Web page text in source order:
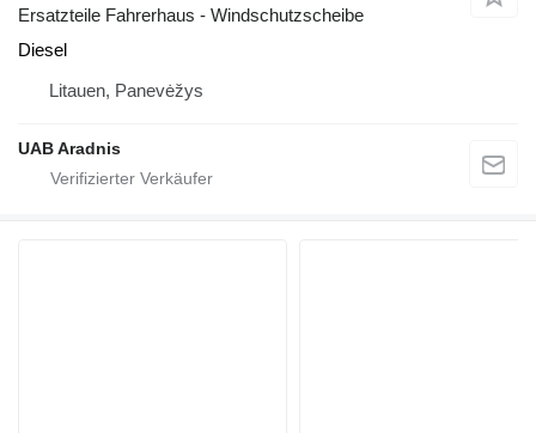
Ersatzteile Fahrerhaus - Windschutzscheibe
Diesel
Litauen, Panevėžys
UAB Aradnis